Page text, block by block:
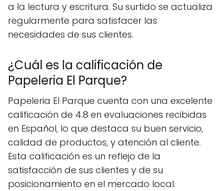
a la lectura y escritura. Su surtido se actualiza
regularmente para satisfacer las
necesidades de sus clientes.
¿Cuál es la calificación de
Papeleria El Parque?
Papeleria El Parque cuenta con una excelente
calificación de 4.8 en evaluaciones recibidas
en Español, lo que destaca su buen servicio,
calidad de productos, y atención al cliente.
Esta calificación es un reflejo de la
satisfacción de sus clientes y de su
posicionamiento en el mercado local.